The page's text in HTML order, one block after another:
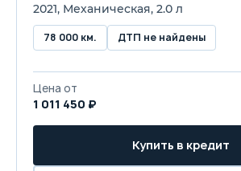
2021, Механическая, 2.0 л
78 000 км. ДТП не найдены
Цена от
1 011 450 ₽
Купить в кредит